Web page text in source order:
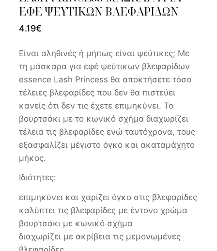
ΕΦΕ ΨΕΥΤΙΚΩΝ ΒΛΕΦΑΡΙΔΩΝ
4.19€
Είναι αληθινές ή μήπως είναι ψεύτικες; Με
τη μάσκαρα για εφέ ψεύτικων βλεφαρίδων
essence Lash Princess θα αποκτήσετε τόσο
τέλειες βλεφαρίδες που δεν θα πιστεύει
κανείς ότι δεν τις έχετε επιμηκύνει. Το
βουρτσάκι με το κωνικό σχήμα διαχωρίζει
τέλεια τις βλεφαρίδες ενώ ταυτόχρονα, τους
εξασφαλίζει μέγιστο όγκο και ακαταμάχητο
μήκος.
Ιδιότητες:
επιμηκύνει και χαρίζει όγκο στις βλεφαρίδες
καλύπτει τις βλεφαρίδες με έντονο χρώμα
βουρτσάκι με κωνικό σχήμα
διαχωρίζει με ακρίβεια τις μεμονωμένες